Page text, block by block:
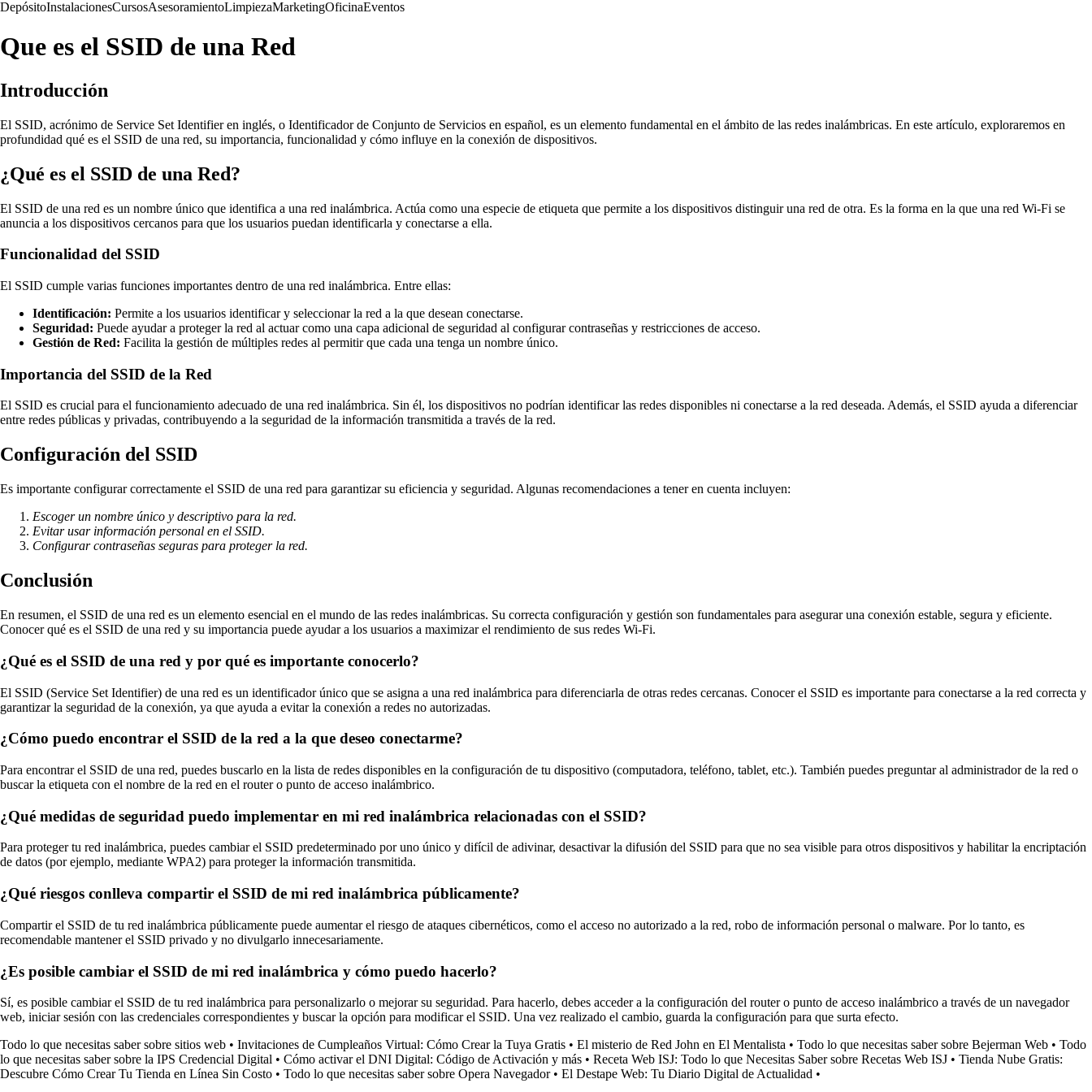
DepósitoInstalacionesCursosAsesoramientoLimpiezaMarketingOficinaEventos
Que es el SSID de una Red
Introducción
El SSID, acrónimo de Service Set Identifier en inglés, o Identificador de Conjunto de Servicios en español, es un elemento fundamental en el ámbito de las redes inalámbricas. En este artículo, exploraremos en
profundidad qué es el SSID de una red, su importancia, funcionalidad y cómo influye en la conexión de dispositivos.
¿Qué es el SSID de una Red?
El SSID de una red es un nombre único que identifica a una red inalámbrica. Actúa como una especie de etiqueta que permite a los dispositivos distinguir una red de otra. Es la forma en la que una red Wi-Fi se
anuncia a los dispositivos cercanos para que los usuarios puedan identificarla y conectarse a ella.
Funcionalidad del SSID
El SSID cumple varias funciones importantes dentro de una red inalámbrica. Entre ellas:
Identificación: Permite a los usuarios identificar y seleccionar la red a la que desean conectarse.
Seguridad: Puede ayudar a proteger la red al actuar como una capa adicional de seguridad al configurar contraseñas y restricciones de acceso.
Gestión de Red: Facilita la gestión de múltiples redes al permitir que cada una tenga un nombre único.
Importancia del SSID de la Red
El SSID es crucial para el funcionamiento adecuado de una red inalámbrica. Sin él, los dispositivos no podrían identificar las redes disponibles ni conectarse a la red deseada. Además, el SSID ayuda a diferenciar
entre redes públicas y privadas, contribuyendo a la seguridad de la información transmitida a través de la red.
Configuración del SSID
Es importante configurar correctamente el SSID de una red para garantizar su eficiencia y seguridad. Algunas recomendaciones a tener en cuenta incluyen:
Escoger un nombre único y descriptivo para la red.
Evitar usar información personal en el SSID.
Configurar contraseñas seguras para proteger la red.
Conclusión
En resumen, el SSID de una red es un elemento esencial en el mundo de las redes inalámbricas. Su correcta configuración y gestión son fundamentales para asegurar una conexión estable, segura y eficiente.
Conocer qué es el SSID de una red y su importancia puede ayudar a los usuarios a maximizar el rendimiento de sus redes Wi-Fi.
¿Qué es el SSID de una red y por qué es importante conocerlo?
El SSID (Service Set Identifier) de una red es un identificador único que se asigna a una red inalámbrica para diferenciarla de otras redes cercanas. Conocer el SSID es importante para conectarse a la red correcta y
garantizar la seguridad de la conexión, ya que ayuda a evitar la conexión a redes no autorizadas.
¿Cómo puedo encontrar el SSID de la red a la que deseo conectarme?
Para encontrar el SSID de una red, puedes buscarlo en la lista de redes disponibles en la configuración de tu dispositivo (computadora, teléfono, tablet, etc.). También puedes preguntar al administrador de la red o
buscar la etiqueta con el nombre de la red en el router o punto de acceso inalámbrico.
¿Qué medidas de seguridad puedo implementar en mi red inalámbrica relacionadas con el SSID?
Para proteger tu red inalámbrica, puedes cambiar el SSID predeterminado por uno único y difícil de adivinar, desactivar la difusión del SSID para que no sea visible para otros dispositivos y habilitar la encriptación
de datos (por ejemplo, mediante WPA2) para proteger la información transmitida.
¿Qué riesgos conlleva compartir el SSID de mi red inalámbrica públicamente?
Compartir el SSID de tu red inalámbrica públicamente puede aumentar el riesgo de ataques cibernéticos, como el acceso no autorizado a la red, robo de información personal o malware. Por lo tanto, es
recomendable mantener el SSID privado y no divulgarlo innecesariamente.
¿Es posible cambiar el SSID de mi red inalámbrica y cómo puedo hacerlo?
Sí, es posible cambiar el SSID de tu red inalámbrica para personalizarlo o mejorar su seguridad. Para hacerlo, debes acceder a la configuración del router o punto de acceso inalámbrico a través de un navegador
web, iniciar sesión con las credenciales correspondientes y buscar la opción para modificar el SSID. Una vez realizado el cambio, guarda la configuración para que surta efecto.
Todo lo que necesitas saber sobre sitios web • Invitaciones de Cumpleaños Virtual: Cómo Crear la Tuya Gratis • El misterio de Red John en El Mentalista • Todo lo que necesitas saber sobre Bejerman Web • Todo
lo que necesitas saber sobre la IPS Credencial Digital • Cómo activar el DNI Digital: Código de Activación y más • Receta Web ISJ: Todo lo que Necesitas Saber sobre Recetas Web ISJ • Tienda Nube Gratis:
Descubre Cómo Crear Tu Tienda en Línea Sin Costo • Todo lo que necesitas saber sobre Opera Navegador• El Destape Web: Tu Diario Digital de Actualidad •